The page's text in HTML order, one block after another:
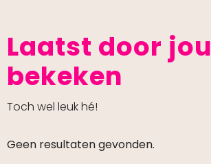
Laatst door jou
bekeken
Toch wel leuk hé!
Geen resultaten gevonden.